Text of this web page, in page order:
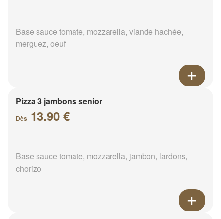
Base sauce tomate, mozzarella, viande hachée,
merguez, oeuf
Pizza 3 jambons senior
Dès 13.90 €
Base sauce tomate, mozzarella, jambon, lardons,
chorizo